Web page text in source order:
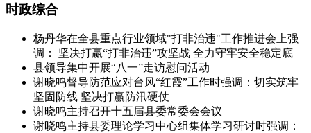
时政综合
杨丹华在全县重点行业领域"打非治违"工作推进会上强
调： 坚决打赢“打非治违”攻坚战 全力守牢安全稳定底
县领导集中开展“八一”走访慰问活动
谢晓鸣督导防范应对台风“红霞”工作时强调：切实筑牢
坚固防线 坚决打赢防汛硬仗
谢晓鸣主持召开十五届县委常委会会议
谢晓鸣主持县委理论学习中心组集体学习研讨时强调：